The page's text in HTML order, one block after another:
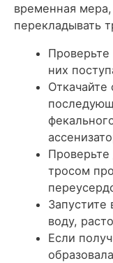
временная
перекладывать
них
Откачайте
тросом
Запустите
воду,
Если